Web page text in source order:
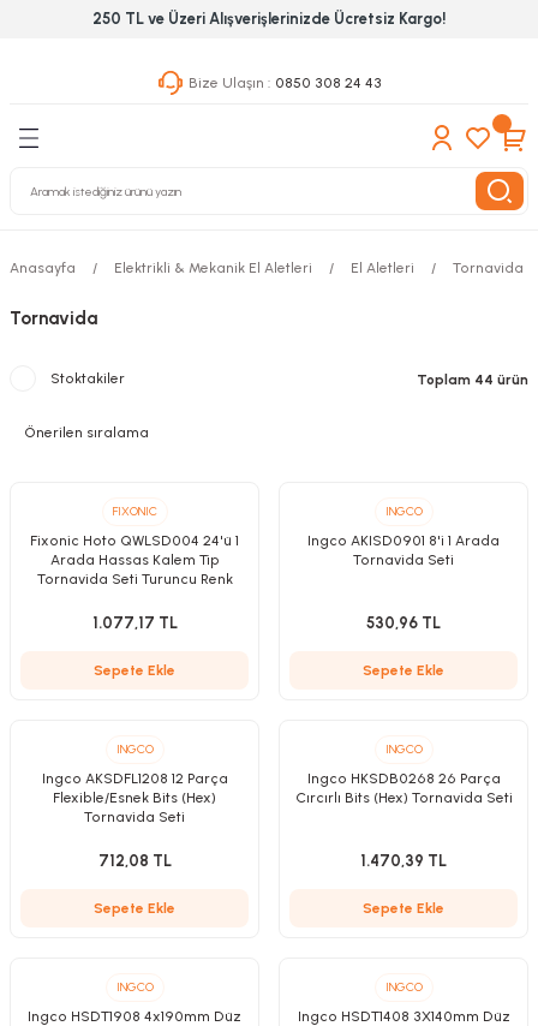
250 TL ve Üzeri Alışverişlerinizde Ücretsiz Kargo!
Bize Ulaşın : 0850 308 24 43
Geri Dön
Geri Dön
& Nalburiye
Grubu
Aletleri
Hizmet Dolapları
Geri Dön
Anasayfa Elektrikli & Mekanik El Aletleri El Aletleri Tornavida
Tornavida
Stoktakiler Toplam 44 ürün
FIXONIC
Fixonic Hoto QWLSD004 24'ü 1
Arada Hassas Kalem Tip
Tornavida Seti Turuncu Renk
1.077,17 TL
Sepete Ekle
INGCO
Ingco AKISD0901 8'i 1 Arada
Tornavida Seti
530,96 TL
Sepete Ekle
INGCO
Ingco AKSDFL1208 12 Parça
Flexible/Esnek Bits (Hex)
Tornavida Seti
712,08 TL
Sepete Ekle
INGCO
Ingco HKSDB0268 26 Parça
Cırcırlı Bits (Hex) Tornavida Seti
1.470,39 TL
Sepete Ekle
INGCO
Ingco HSDT1908 4x190mm Düz
INGCO
Ingco HSDT1408 3X140mm Düz